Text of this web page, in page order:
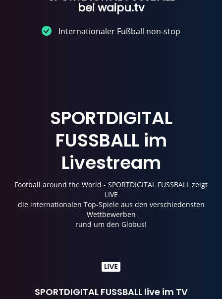
bei waipu.tv
Internationaler Fußball non-stop
SPORTDIGITAL
FUSSBALL im
Livestream
Football around the World - SPORTDIGITAL FUSSBALL zeigt
LIVE
die internationalen Top-Spiele aus den verschiedensten
Wettbewerben
rund um den Globus!
SPORTDIGITAL FUSSBALL live im TV